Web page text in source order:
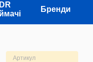
Бренди
Артикул